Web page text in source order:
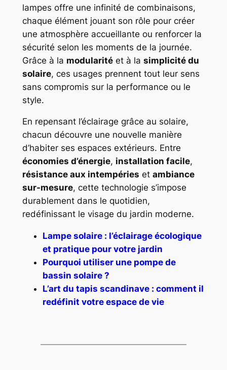
lampes offre une infinité de combinaisons,
chaque élément jouant son rôle pour créer
une atmosphère accueillante ou renforcer la
sécurité selon les moments de la journée.
Grâce à la modularitéet à la simplicité du
solaire, ces usages prennent tout leur sens
sans compromis sur la performance ou le
style.
En repensant l’éclairage grâce au solaire,
chacun découvre une nouvelle manière
d’habiter ses espaces extérieurs. Entre
économies d’énergie, installation facile,
résistance aux intempéries et ambiance
sur-mesure, cette technologie s’impose
durablement dans le quotidien,
redéfinissant le visage du jardin moderne.
Lampe solaire : l’éclairage écologique
et pratique pour votre jardin
Pourquoi utiliser une pompe de
bassin solaire ?
L’art du tapis scandinave : comment il
redéfinit votre espace de vie